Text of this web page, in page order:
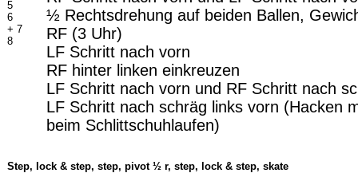
5
6
+ 7
8
½ Rechtsdrehung auf beiden Ballen,
RF (3 Uhr)
LF Schritt nach vorn
RF hinter linken einkreuzen
LF Schritt nach vorn und RF Schritt nach
LF Schritt nach schräg links vorn (Hacken
beim Schlittschuhlaufen)
Step, lock & step, step, pivot ½ r, step, lock & step, skate